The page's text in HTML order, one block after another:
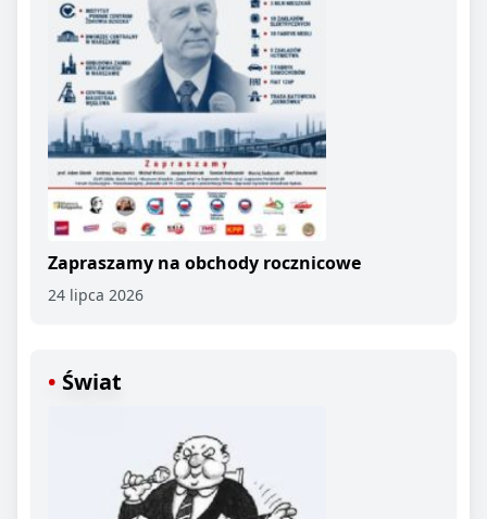
Zapraszamy na obchody rocznicowe
24 lipca 2026
Świat